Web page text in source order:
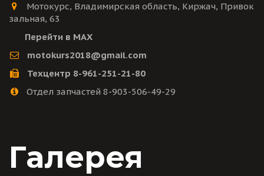
Мотокурс, Владимирская область, Киржач, Привок
зальная, 63
Перейти в MAX
motokurs2018@gmail.com
Техцентр 8-961-251-21-80
Отдел запчастей 8-903-506-49-29
Галерея